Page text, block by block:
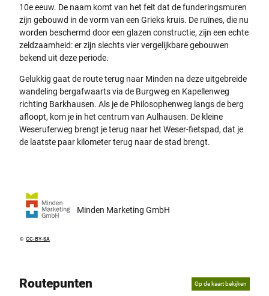
10e eeuw. De naam komt van het feit dat de funderingsmuren
zijn gebouwd in de vorm van een Grieks kruis. De ruïnes, die nu
worden beschermd door een glazen constructie, zijn een echte
zeldzaamheid: er zijn slechts vier vergelijkbare gebouwen
bekend uit deze periode.
Gelukkig gaat de route terug naar Minden na deze uitgebreide
wandeling bergafwaarts via de Burgweg en Kapellenweg
richting Barkhausen. Als je de Philosophenweg langs de berg
afloopt, kom je in het centrum van Aulhausen. De kleine
Weseruferweg brengt je terug naar het Weser-fietspad, dat je
de laatste paar kilometer terug naar de stad brengt.
© CC-BY-SA
Minden Marketing GmbH
Routepunten Op de kaart bekijken